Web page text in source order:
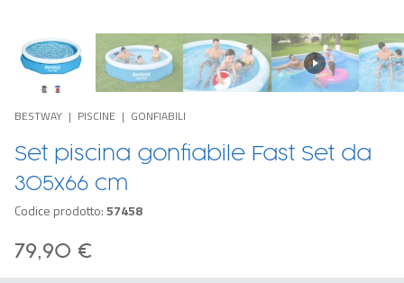
BESTWAY PISCINE GONFIABILI
Set piscina gonfiabile Fast Set da
305x66 cm
Codice prodotto:57458
79,90 €